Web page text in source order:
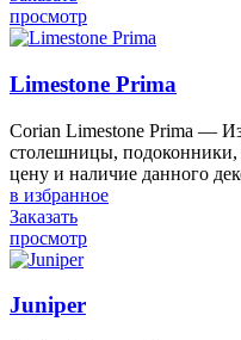
просмотр
Limestone Prima
Corian Limestone Prima —
столешницы,
цену и наличие данного
в избранное
Заказать
просмотр
Juniper